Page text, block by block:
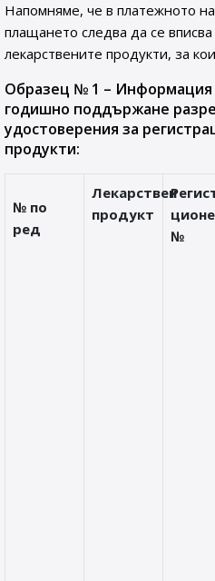
Напомняме, че в платежното
плащането следва да се
лекарствените продукти, за
Образец № 1 – Информация
годишно поддържане
удостоверения за
продукти:
№ по
ред
Лекарствен
продукт
№